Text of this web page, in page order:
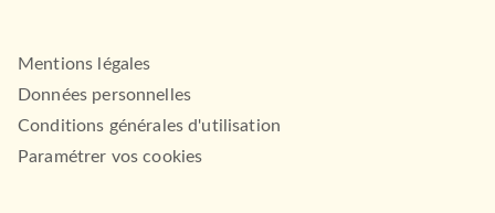
Mentions légales
Données personnelles
Conditions générales d'utilisation
Paramétrer vos cookies